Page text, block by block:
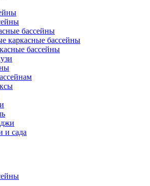
бассейны
каркасные бассейны
бассейны
и сада